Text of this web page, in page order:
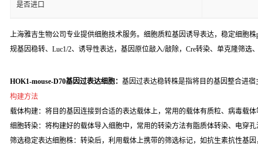
是否进口
上海雅吉生物公司专业提供细胞技术服务。细胞质粒基因诱导表达，稳定细胞
规基因稳转、Luc1/2、诱导性表达，基因原位敲入/敲除，Cre转染、单克隆筛选
HOK1-mouse-D70基因过表达细胞： 基因过表达稳转株是指将目的基因整合进
构建方法
载体构建：将目的基因连接到合适的表达载体上，常用的载体有质粒、病毒载
细胞转染：将构建好的载体导入细胞中，常用的转染方法有脂质体转染、电穿
筛选稳定表达细胞株：转染后，利用载体上携带的筛选标记，如抗生素抗性基